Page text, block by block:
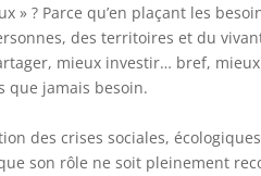
» ? Parce qu’en plaçant les
des territoires et du
mieux investir… bref,
que jamais besoin.
des crises sociales,
son rôle ne soit pleinement